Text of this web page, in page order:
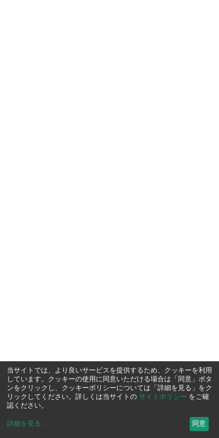
当サイトでは、より良いサービスを提供するため、クッキーを利用
しています。クッキーの使用に同意いただける場合は「同意」ボタ
ンをクリックし、クッキーポリシーについては「詳細を見る」をク
リックしてください。詳しくは当サイトの サイトポリシー をご確
認ください。
詳細を見る ... 同意